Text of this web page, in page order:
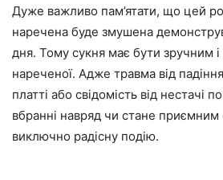
Дуже важливо пам’ятати, що цей
наречена буде змушена
дня. Тому сукня має бути зручним і
нареченої. Адже травма від
платті або свідомість від нестачі
вбранні навряд чи стане
виключно радісну подію.